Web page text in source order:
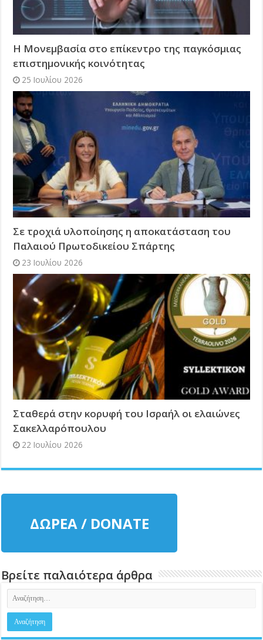
Η Μονεμβασία στο επίκεντρο της παγκόσμιας
επιστημονικής κοινότητας
25 Ιουλίου 2026
Σε τροχιά υλοποίησης η αποκατάσταση του
Παλαιού Πρωτοδικείου Σπάρτης
23 Ιουλίου 2026
Σταθερά στην κορυφή του Ισραήλ οι ελαιώνες
Σακελλαρόπουλου
22 Ιουλίου 2026
ΔΩΡΕΑ / DONATE
Βρείτε παλαιότερα άρθρα